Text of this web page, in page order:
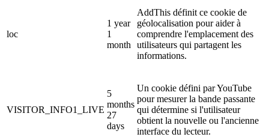
loc
1 year
1
month
AddThis définit ce cookie de
géolocalisation pour aider à
comprendre l'emplacement des
utilisateurs qui partagent les
informations.
VISITOR_INFO1_LIVE
5
months
27
days
Un cookie défini par YouTube
pour mesurer la bande passante
qui détermine si l'utilisateur
obtient la nouvelle ou l'ancienne
interface du lecteur.